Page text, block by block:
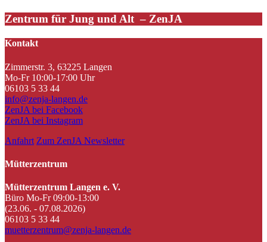
Zentrum für Jung und Alt – ZenJA
Kontakt
Zimmerstr. 3, 63225 Langen
Mo-Fr 10:00-17:00 Uhr
06103 5 33 44
info@zenja-langen.de
ZenJA bei Facebook
ZenJA bei Instagram
Anfahrt Zum ZenJA Newsletter
Mütterzentrum
Mütterzentrum Langen e. V.
Büro Mo-Fr 09:00-13:00
(23.06. - 07.08.2026)
06103 5 33 44
muetterzentrum@zenja-langen.de